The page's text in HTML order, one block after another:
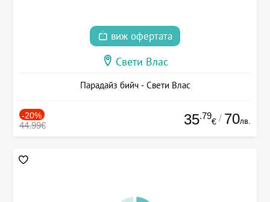
виж офертата
Свети Влас
Парадайз бийч - Свети Влас
-20%
44.99€ 35.79
€ / 70лв.